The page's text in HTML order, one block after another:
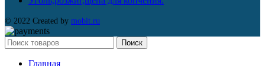
© 2022 Created by mobit.ru
Поиск
Главная